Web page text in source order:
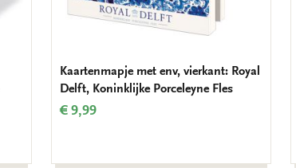
Kaartenmapje met env, vierkant: Royal
Delft, Koninklijke Porceleyne Fles
€ 9,99